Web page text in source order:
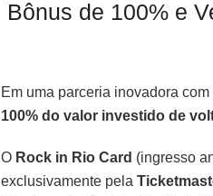
Bônus de 100% e
Em uma parceria inovadora
100% do valor investido de
O Rock in Rio Card (ingresso
exclusivamente pela